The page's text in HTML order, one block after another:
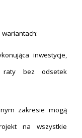
wariantach:
inwestycje,
raty bez odsetek
zakresie mogą
na wszystkie